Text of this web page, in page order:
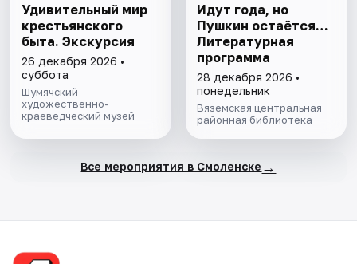
Удивительный мир
крестьянского
быта. Экскурсия
26 декабря 2026 •
суббота
Шумячский
художественно-
краеведческий музей
Идут года, но
Пушкин остаётся…
Литературная
программа
28 декабря 2026 •
понедельник
Вяземская центральная
районная библиотека
Все мероприятия в Смоленске →